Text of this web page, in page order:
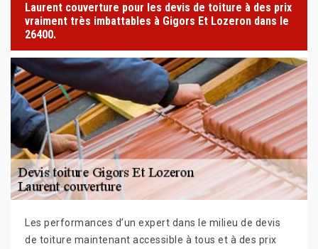
Laurent couverture pour les devis de toiture à des prix
vraiment très imbattables à Gigors Et Lozeron dans le
26400.
Les performances d’un expert dans le milieu de devis
de toiture maintenant accessible à tous et à des prix